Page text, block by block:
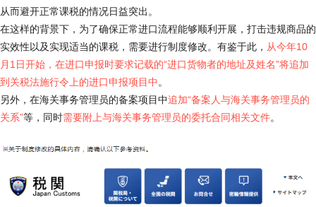
从而避开正常课税的情况日益突出。
在这样的背景下，为了确保正常进口流程能够顺利开展，打击违规商品的
实效性以及实现适当的课税，需要进行制度修改。 有鉴于此， 从今年10
月1日开始，在进口申报时要求记载的“进口货物者的地址及姓名”将追加
到关税法施行令上的进口申报项目中 。
另外，在海关事务管理员的备案项目中追加“备案人与海关事务管理员的
关系”等，同时需要附上与海关事务管理员的委托合同相关文件。